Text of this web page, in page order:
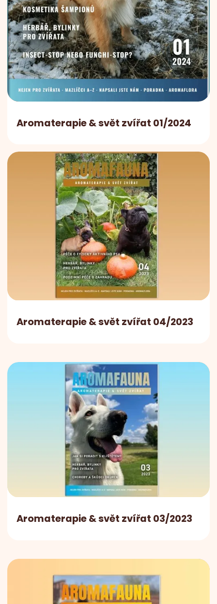
Aromaterapie & svět zvířat 01/2024
Aromaterapie & svět zvířat 04/2023
Aromaterapie & svět zvířat 03/2023